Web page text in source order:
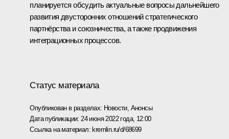
планируется обсудить актуальные вопросы дальнейшего
развития двусторонних отношений стратегического
партнёрства и союзничества, а также продвижения
интеграционных процессов.
Статус материала
Опубликован в разделах: Новости, Анонсы
Дата публикации: 24 июня 2022 года, 12:00
Ссылка на материал:kremlin.ru/d/68699